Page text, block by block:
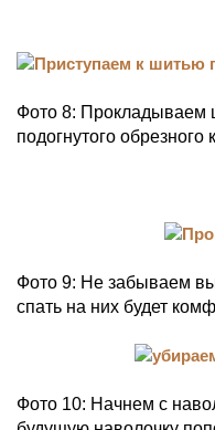
Фото 8: Прокладываем
подогнутого
Фото 9: Не забываем
спать на них будет
Фото 10: Начнем с